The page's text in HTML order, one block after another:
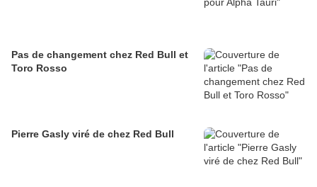
Pas de changement chez Red Bull et
Toro Rosso
Pierre Gasly viré de chez Red Bull